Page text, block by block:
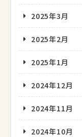
2025年3月
2025年2月
2025年1月
2024年12月
2024年11月
2024年10月